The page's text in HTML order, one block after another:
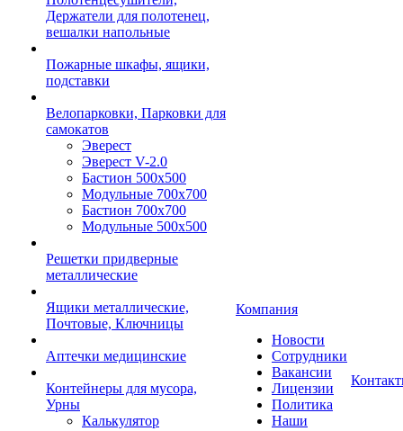
Держатели для полотенец,
вешалки напольные
Пожарные шкафы, ящики,
подставки
Велопарковки, Парковки для
самокатов
Эверест
Эверест V-2.0
Бастион 500х500
Модульные 700х700
Бастион 700х700
Модульные 500х500
Решетки придверные
металлические
Ящики металлические,
Почтовые, Ключницы
Аптечки медицинские
Контейнеры для мусора,
Урны
Калькулятор
Компания
Новости
Сотрудники
Вакансии
Лицензии
Политика
Наши